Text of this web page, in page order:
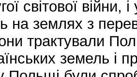
світової
на землях з
трактували
земель і